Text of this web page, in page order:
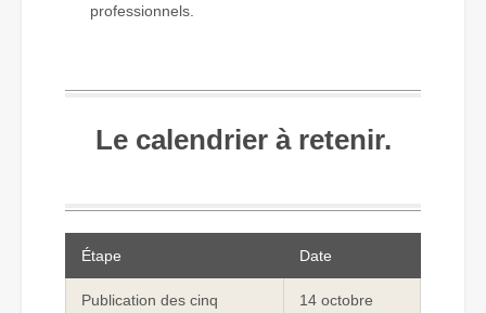
professionnels.
Le calendrier à retenir.
Étape Date
Publication des cinq
14 octobre